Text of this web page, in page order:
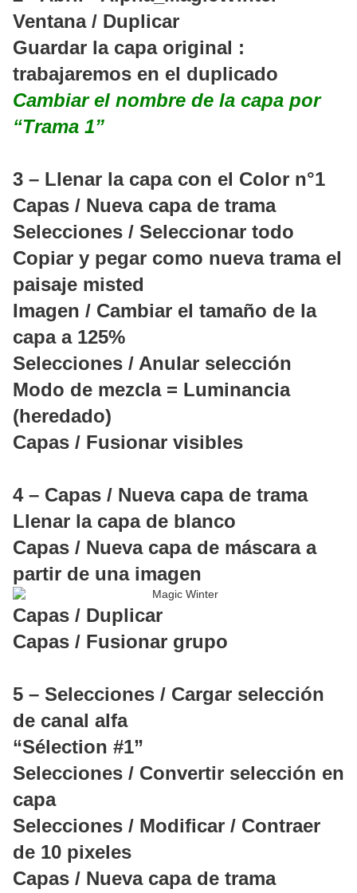
Ventana / Duplicar
Guardar la capa original :
trabajaremos en el duplicado
Cambiar el nombre de la capa por
“Trama 1”
3 – Llenar la capa con el Color n°1
Capas / Nueva capa de trama
Selecciones / Seleccionar todo
Copiar y pegar como nueva trama el
paisaje misted
Imagen / Cambiar el tamaño de la
capa a 125%
Selecciones / Anular selección
Modo de mezcla = Luminancia
(heredado)
Capas / Fusionar visibles
4 – Capas / Nueva capa de trama
Llenar la capa de blanco
Capas / Nueva capa de máscara a
partir de una imagen
Capas / Duplicar
Capas / Fusionar grupo
5 – Selecciones / Cargar selección
de canal alfa
“Sélection #1”
Selecciones / Convertir selección en
capa
Selecciones / Modificar / Contraer
de 10 pixeles
Capas / Nueva capa de trama